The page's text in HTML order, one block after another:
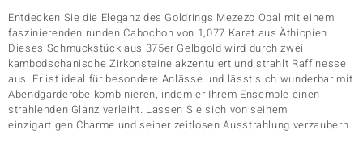
Entdecken Sie die Eleganz des Goldrings Mezezo Opal mit einem
faszinierenden runden Cabochon von 1,077 Karat aus Äthiopien.
Dieses Schmuckstück aus 375er Gelbgold wird durch zwei
kambodschanische Zirkonsteine akzentuiert und strahlt Raffinesse
aus. Er ist ideal für besondere Anlässe und lässt sich wunderbar mit
Abendgarderobe kombinieren, indem er Ihrem Ensemble einen
strahlenden Glanz verleiht. Lassen Sie sich von seinem
einzigartigen Charme und seiner zeitlosen Ausstrahlung verzaubern.